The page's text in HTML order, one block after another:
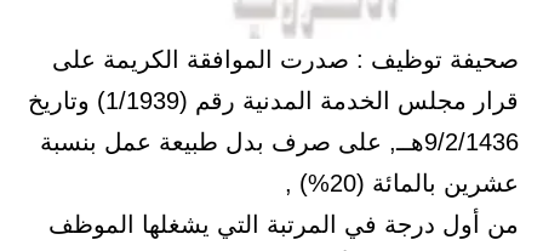
صحيفة توظيف : صدرت الموافقة الكريمة على
قرار مجلس الخدمة المدنية رقم (1/1939) وتاريخ
9/2/1436هــ, على صرف بدل طبيعة عمل بنسبة
عشرين بالمائة (20%) ,
من أول درجة في المرتبة التي يشغلها الموظف